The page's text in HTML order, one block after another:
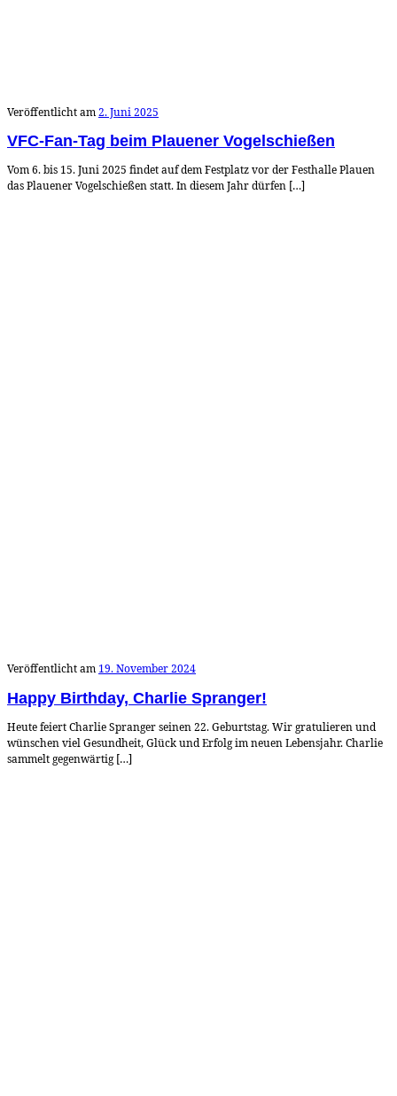
Veröffentlicht am2. Juni 2025
VFC-Fan-Tag beim Plauener Vogelschießen
Vom 6. bis 15. Juni 2025 findet auf dem Festplatz vor der Festhalle Plauen
das Plauener Vogelschießen statt. In diesem Jahr dürfen […]
Veröffentlicht am 19. November 2024
Happy Birthday, Charlie Spranger!
Heute feiert Charlie Spranger seinen 22. Geburtstag. Wir gratulieren und
wünschen viel Gesundheit, Glück und Erfolg im neuen Lebensjahr. Charlie
sammelt gegenwärtig […]